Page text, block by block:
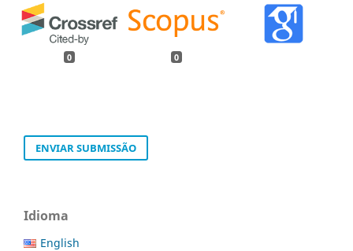
0 0
ENVIAR SUBMISSÃO
Idioma
English